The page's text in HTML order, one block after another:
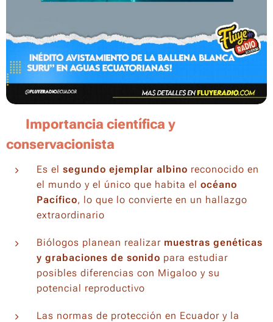
Importancia científica y
conservacionista
Es el segundo ejemplar albino reconocido en
el mundo y el único que habita el océano
Pacífico, lo que lo convierte en un hallazgo
extraordinario
Biólogos planean realizar muestras genéticas
y grabaciones de sonido para estudiar
posibles diferencias con Migaloo y su
potencial reproductivo
Las normas de protección en Ecuador y la